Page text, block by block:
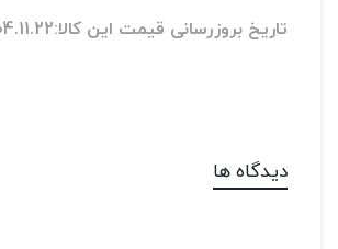
تاریخ بروزرسانی قیمت این کالا:404.11.22
دیدگاه ها